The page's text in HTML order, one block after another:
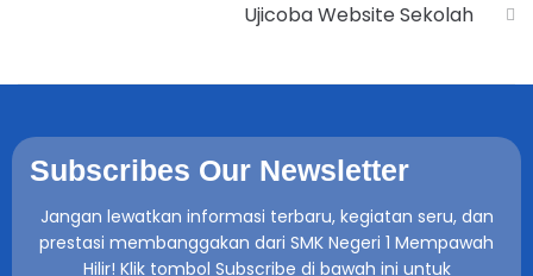
Ujicoba Website Sekolah
Subscribes Our Newsletter
Jangan lewatkan informasi terbaru, kegiatan seru, dan
prestasi membanggakan dari SMK Negeri 1 Mempawah
Hilir! Klik tombol Subscribe di bawah ini untuk